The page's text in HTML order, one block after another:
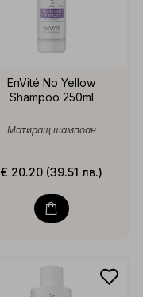
EnVité No Yellow
Shampoo 250ml
Матиращ шампоан
€ 20.20 (39.51 лв.)